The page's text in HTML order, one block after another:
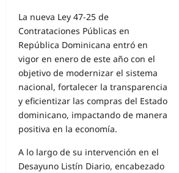
La nueva Ley 47-25 de
Contrataciones Públicas en
República Dominicana entró en
vigor en enero de este año con el
objetivo de modernizar el sistema
nacional, fortalecer la transparencia
y eficientizar las compras del Estado
dominicano, impactando de manera
positiva en la economía.
A lo largo de su intervención en el
Desayuno Listín Diario, encabezado